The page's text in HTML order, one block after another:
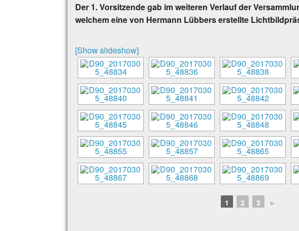
Der 1. Vorsitzende gab im weiteren Verlauf der
welchem eine von Hermann Lübbers erstellte
[Show slideshow]
1 2 3 ►